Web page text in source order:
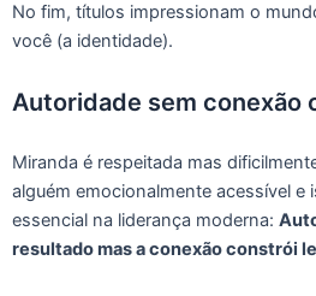
No fim, títulos impressionam o
você (a identidade).
Autoridade sem conexão
Miranda é respeitada mas
alguém emocionalmente acessível e
essencial na liderança moderna:
resultado mas a conexão constrói